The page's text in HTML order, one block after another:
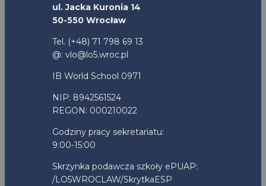
ul. Jacka Kuronia 14
50-550 Wrocław
Tel. (+48) 71 798 69 13
@: vlo@lo5.wroc.pl
IB World School 0971
NIP: 8942561524
REGON: 000210022
Godziny pracy sekretariatu:
9:00-15:00
Skrzynka podawcza szkoły ePUAP:
/LO5WROCLAW/SkrytkaESP